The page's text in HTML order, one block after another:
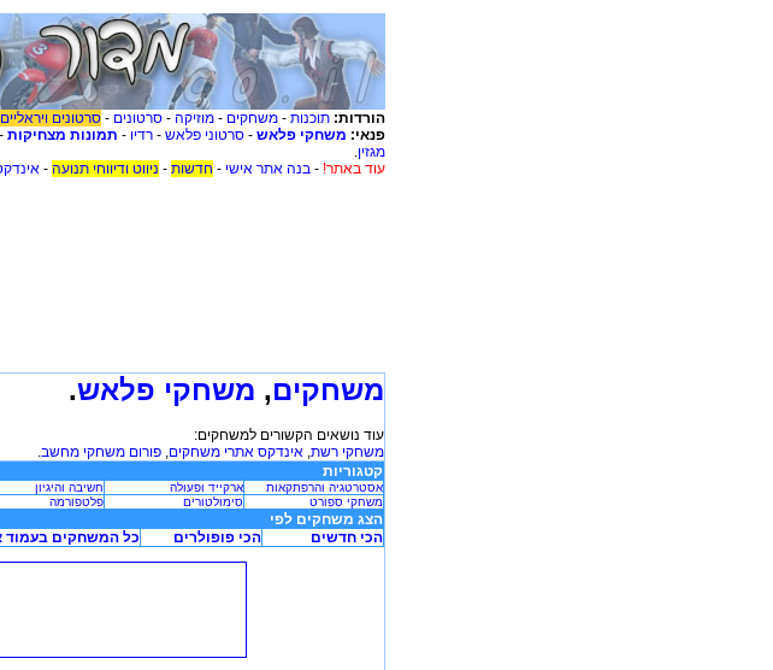
הורדות: תוכנות - משחקים - מוזיקה - סרטונים - סרטונים ויראליים
פנאי: משחקי פלאש - סרטוני פלאש - רדיו - תמונות מצחיקות -
מגזין.
עוד באתר! - בנה אתר אישי - חדשות - ניווט ודיווחי תנועה -
משחקים, משחקי פלאש.
עוד נושאים הקשורים למשחקים:
משחקי רשת, אינדקס אתרי משחקים, פורום משחקי מחשב.
קטגוריות
אסטרטגיה והרפתקאות ארקייד ופעולה חשיבה והיגיון
משחקי ספורט
סימולטורים פלטפורמה
הצג משחקים לפי
הכי חדשים
הכי פופולרים כל המשחקים בעמוד